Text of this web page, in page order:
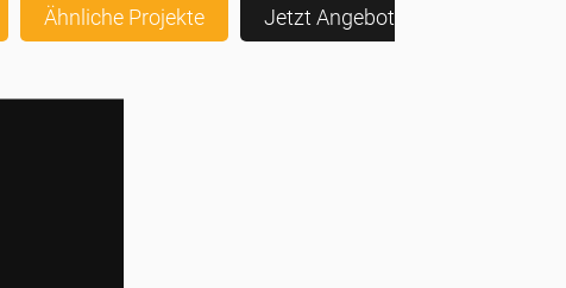
Ähnliche Projekte
Jetzt Angebot